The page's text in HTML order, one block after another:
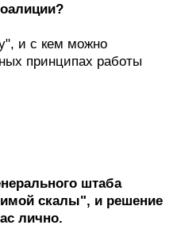
и с кем можно
принципах работы
штаба
скалы", и решение
лично.